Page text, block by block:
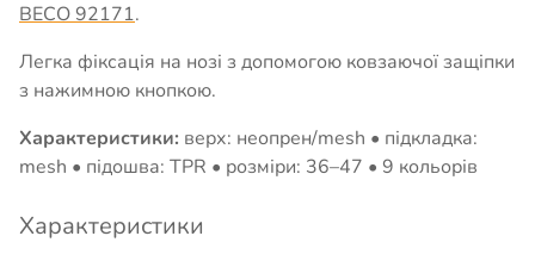
BECO 92171.
Легка фіксація на нозі з допомогою ковзаючої защіпки
з нажимною кнопкою.
Характеристики: верх: неопрен/mesh • підкладка:
mesh • підошва: TPR • розміри: 36–47 • 9 кольорів
Характеристики